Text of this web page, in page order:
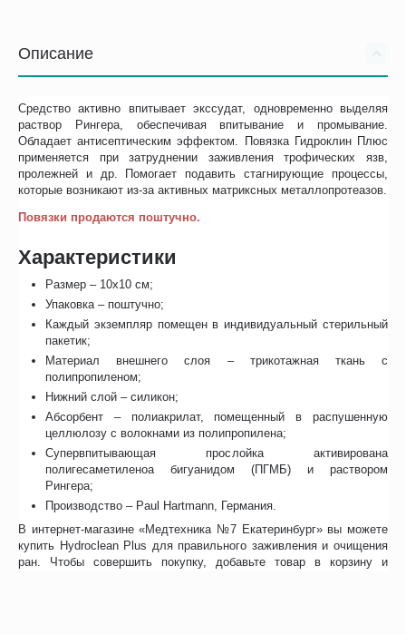
Описание
Средство активно впитывает экссудат, одновременно выделяя
раствор Рингера, обеспечивая впитывание и промывание.
Обладает антисептическим эффектом. Повязка Гидроклин Плюс
применяется при затруднении заживления трофических язв,
пролежней и др. Помогает подавить стагнирующие процессы,
которые возникают из-за активных матриксных металлопротеазов.
Повязки продаются поштучно.
Характеристики
Размер – 10х10 см;
Упаковка – поштучно;
Каждый экземпляр помещен в индивидуальный стерильный
пакетик;
Материал внешнего слоя – трикотажная ткань с
полипропиленом;
Нижний слой – силикон;
Абсорбент – полиакрилат, помещенный в распушенную
целлюлозу с волокнами из полипропилена;
Супервпитывающая прослойка активирована
полигесаметиленоа бигуанидом (ПГМБ) и раствором
Рингера;
Производство – Paul Hartmann, Германия.
В интернет-магазине «Медтехника №7 Екатеринбург» вы можете
купить Hydroclean Plus для правильного заживления и очищения
ран. Чтобы совершить покупку, добавьте товар в корзину и